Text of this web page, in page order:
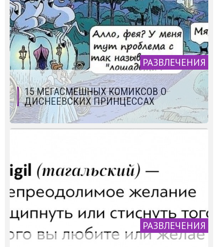
РАЗВЛЕЧЕНИЯ
15 МЕГАСМЕШНЫХ КОМИКСОВ О
ДИСНЕЕВСКИХ ПРИНЦЕССАХ
РАЗВЛЕЧЕНИЯ